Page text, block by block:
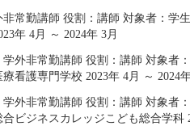
常勤講師 役割：講師 対象者：学
年 4月 ～ 2024年 3月
外非常勤講師 役割：講師 対象者
看護専門学校 2023年 4月 ～ 2024
外非常勤講師 役割：講師 対象者
ビジネスカレッジこども総合学科